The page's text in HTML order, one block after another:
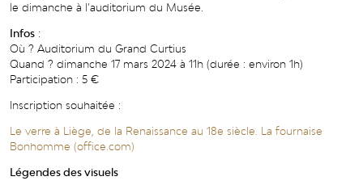
le dimanche à l’auditorium du Musée.
Infos :
Où ? Auditorium du Grand Curtius
Quand ? dimanche 17 mars 2024 à 11h (durée : environ 1h)
Participation : 5 €
Inscription souhaitée :
Le verre à Liège, de la Renaissance au 18e siècle. La fournaise
Bonhomme (office.com)
Légendes des visuels